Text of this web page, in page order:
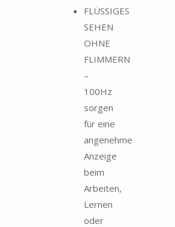
FLÜSSIGES
SEHEN
OHNE
FLIMMERN
–
100Hz
sorgen
für eine
angenehme
Anzeige
beim
Arbeiten,
Lernen
oder